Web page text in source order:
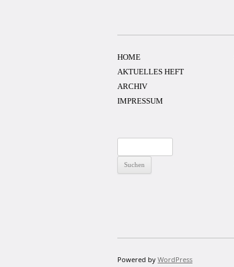
HOME
AKTUELLES HEFT
ARCHIV
IMPRESSUM
nach:
Powered by WordPress